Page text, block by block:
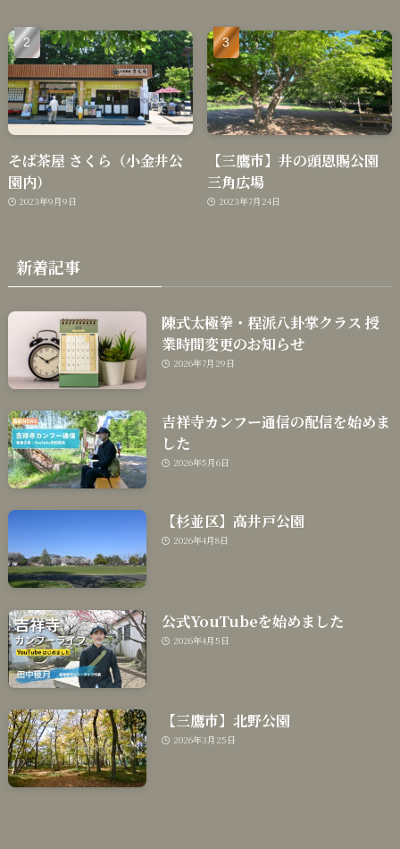
そば茶屋 さくら（小金井公
園内）
2023年9月9日
【三鷹市】井の頭恩賜公園
三角広場
2023年7月24日
新着記事
陳式太極拳・程派八卦掌クラス 授
業時間変更のお知らせ
2026年7月29日
吉祥寺カンフー通信の配信を始めま
した
2026年5月6日
【杉並区】高井戸公園
2026年4月8日
公式YouTubeを始めました
2026年4月5日
【三鷹市】北野公園
2026年3月25日